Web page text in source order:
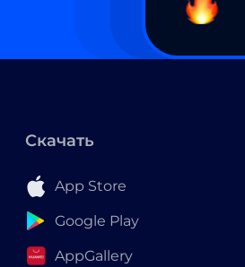
Скачать
App Store
Google Play
AppGallery